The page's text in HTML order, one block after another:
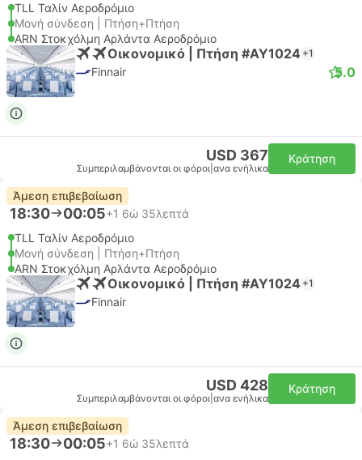
TLL Ταλίν Αεροδρόμιο
Μονή σύνδεση | Πτήση+Πτήση
ARN Στοκχόλμη Αρλάντα Αεροδρόμιο
Οικονομικό | Πτήση #AY1024 +1
Finnair 5.0
USD 367
Συμπεριλαμβάνονται οι φόροι ανα ενήλικα
Κράτηση
Άμεση επιβεβαίωση
18:30 00:05+1 6ώ 35λεπτά
TLL Ταλίν Αεροδρόμιο
Μονή σύνδεση | Πτήση+Πτήση
ARN Στοκχόλμη Αρλάντα Αεροδρόμιο
Οικονομικό | Πτήση #AY1024 +1
Finnair
USD 428
Συμπεριλαμβάνονται οι φόροι ανα ενήλικα
Κράτηση
Άμεση επιβεβαίωση
18:30 00:05+1 6ώ 35λεπτά